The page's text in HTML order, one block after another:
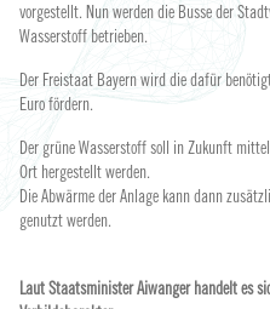
vorgestellt. Nun werden die Busse der
Wasserstoff betrieben.
Der Freistaat Bayern wird die dafür
Euro fördern.
Der grüne Wasserstoff soll in Zukunft
Ort hergestellt werden.
Die Abwärme der Anlage kann dann
genutzt werden.
Laut Staatsminister Aiwanger handelt es